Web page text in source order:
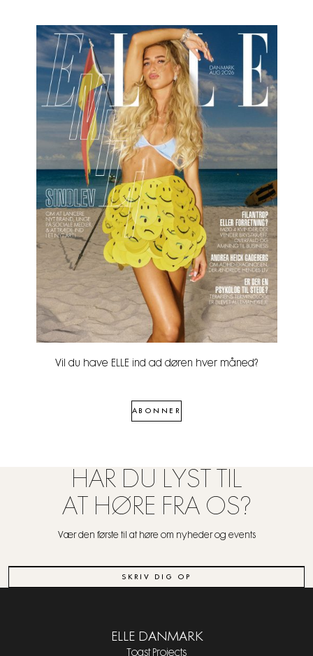
Vil du have ELLE ind ad døren hver måned?
ABONNER
HAR DU LYST TIL
AT HØRE FRA OS?
Vær den første til at høre om nyheder og events
SKRIV DIG OP
ELLE DANMARK
Toast Projects